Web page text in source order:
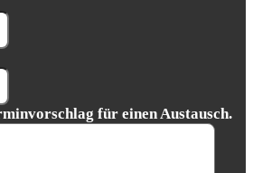
für einen Austausch.